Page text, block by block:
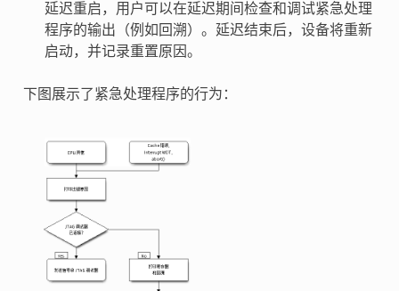
延迟重启，用户可以在延迟期间检查和调试紧急处理
程序的输出（例如回溯）。延迟结束后，设备将重新
启动，并记录重置原因。
下图展示了紧急处理程序的行为：